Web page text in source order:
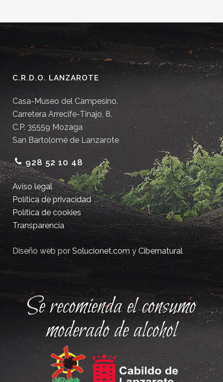
C.R.D.O. LANZAROTE
Casa-Museo del Campesino.
Carretera Arrecife-Tinajo, 8.
C.P. 35559 Mozaga
San Bartolomé de Lanzarote
928 52 10 48
Aviso legal
Política de privacidad
Política de cookies
Transparencia
Diseño web porSolucionet.comyCibernatural
Se recomienda el consumo
moderado de alcohol